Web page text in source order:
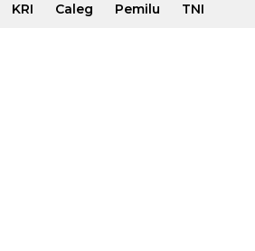
KRI Caleg Pemilu TNI